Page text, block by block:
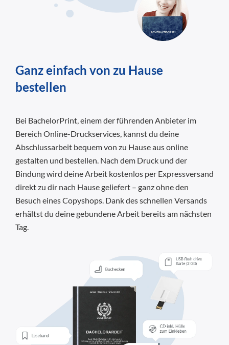
Ganz einfach von zu Hause
bestellen
Bei BachelorPrint, einem der führenden Anbieter im
Bereich Online-Druckservices, kannst du deine
Abschlussarbeit bequem von zu Hause aus online
gestalten und bestellen. Nach dem Druck und der
Bindung wird deine Arbeit kostenlos per Expressversand
direkt zu dir nach Hause geliefert – ganz ohne den
Besuch eines Copyshops. Dank des schnellen Versands
erhältst du deine gebundene Arbeit bereits am nächsten
Tag.